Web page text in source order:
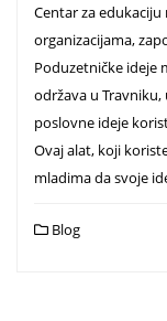
Centar za
organizacijama,
Poduzetničke ideje
održava u
poslovne ideje
Ovaj alat, koji
mladima da svoje
Blog